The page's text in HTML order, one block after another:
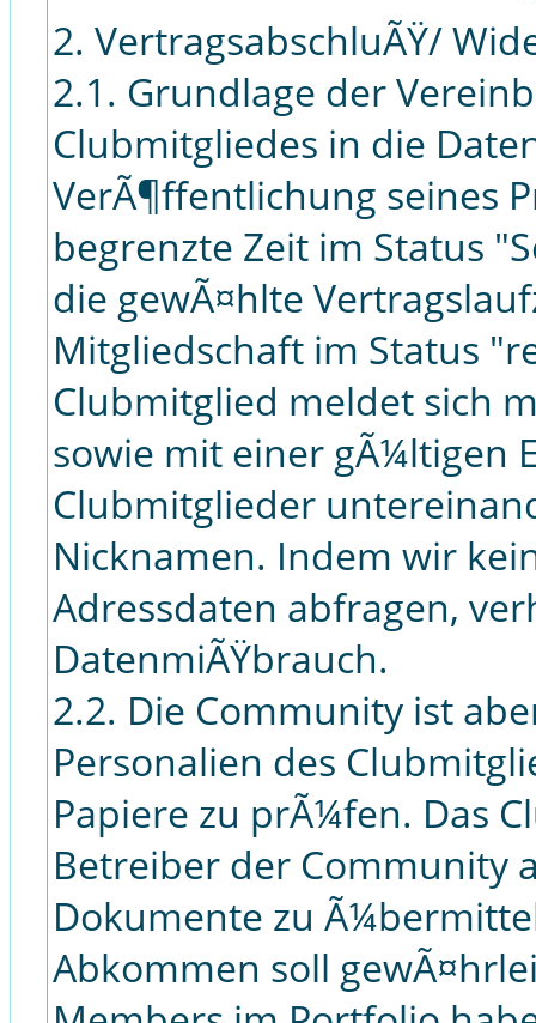
2. VertragsabschluÃŸ/
2.1. Grundlage der
Clubmitgliedes in die
VerÃ¶ffentlichung seines
begrenzte Zeit im Status
die gewÃ¤hlte
Mitgliedschaft im Status
Clubmitglied meldet sich
sowie mit einer gÃ¼ltigen
Clubmitglieder
Nicknamen. Indem wir
Adressdaten abfragen,
DatenmiÃŸbrauch.
2.2. Die Community ist
Personalien des
Papiere zu prÃ¼fen. Das
Betreiber der Community
Dokumente zu
Abkommen soll